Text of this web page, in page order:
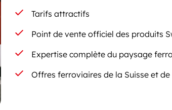
Tarifs attractifs
Point de vente officiel des produits
Expertise complète du paysage
Offres ferroviaires de la Suisse et